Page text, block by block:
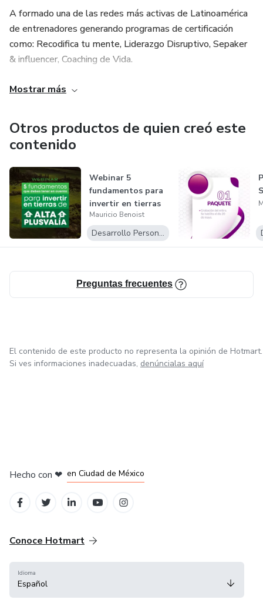
A formado una de las redes más activas de Latinoamérica
de entrenadores generando programas de certificación
como: Recodifica tu mente, Liderazgo Disruptivo, Sepaker
& influencer, Coaching de Vida.
En 2018 recibio un Doctorado Honoris Causa
liderazgo enfocado en el emprendimiento en latinoamerica.
Mas 3 millones de seguidores en sus redes sociales.
Ha formado MB Consultores una de las empresas de
mayor facturación de Latinoamérica.
Mostrar más
Otros productos de quien creó este
contenido
Webinar 5
fundamentos para
invertir en tierras
de alta plusv...
Mauricio Benoist
Desarrollo Personal
Preguntas frecuentes
El contenido de este producto no representa la opinión de Hotmart.
Si ves informaciones inadecuadas, denúncialas aquí
Hecho con ❤ en Ciudad de México
Conoce Hotmart
Idioma
Español